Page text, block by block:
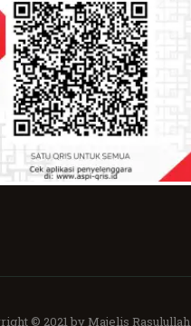
© 2021 by Majelis Rasulullah